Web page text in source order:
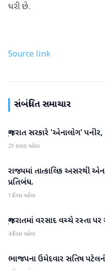
ધરી છે.
Source link
સંબંધિત સમાચાર
ગુજરાત
21 કલાક પહેલા
ગુજરાત
રાજ્યમાં તાત્કાલિક અસરથી
પ્રતિબંધ.
1 દિવસ પહેલા
ગુજરાત
ગુજરાતમાં વરસાદ વચ્ચે રસ્તા
4 દિવસ પહેલા
ગુજરાત
ભાજપના ઉમેદવાર સતિષ